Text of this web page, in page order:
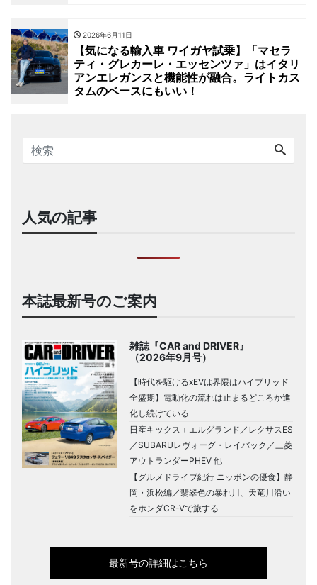
2026年6月11日
【気になる輸入車 ワイガヤ試乗】「マセラ
ティ・グレカーレ・エッセンツァ」はイタリ
アンエレガンスと機能性が融合。ライトカス
タムのベースにもいい！
人気の記事
本誌最新号のご案内
雑誌『CAR and DRIVER』
（2026年9月号）
【時代を駆けるxEVは界隈はハイブリッド
全盛期】電動化の流れは止まるどころか進
化し続けている
日産キックス＋エルグランド／レクサスES
／SUBARUレヴォーグ・レイバック／三菱
アウトランダーPHEV 他
【グルメドライブ紀行 ニッポンの優食】静
岡・浜松編／翡翠色の暴れ川、天竜川沿い
をホンダCR-Vで旅する
最新号の詳細はこちら